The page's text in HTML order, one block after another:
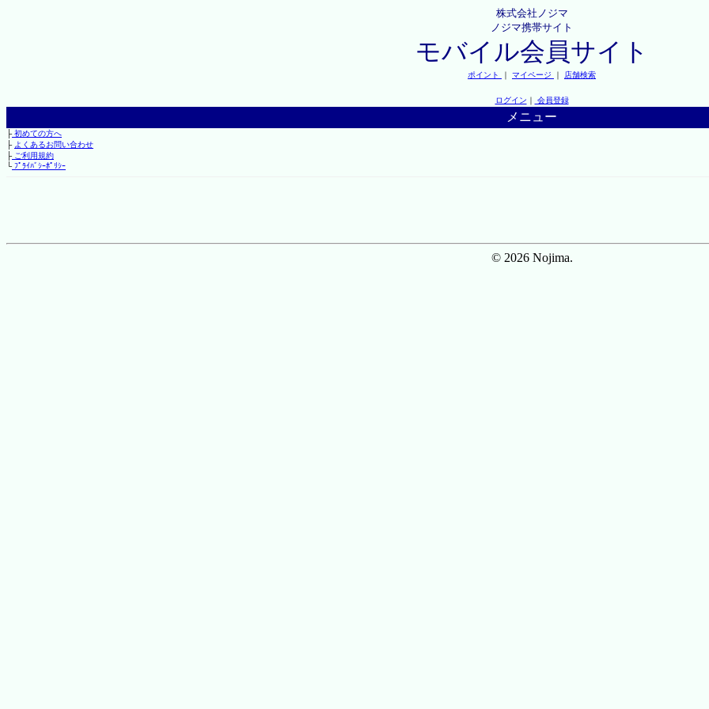
株式会社ノジマ
ノジマ携帯サイト
モバイル会員サイト
ポイント ｜ マイページ ｜ 店舗検索
ログイン ｜ 会員登録
メニュー
├初めての方へ
├ よくあるお問い合わせ
├ご利用規約
└ﾌﾟﾗｲﾊﾞｼｰﾎﾟﾘｼｰ
© 2026 Nojima.